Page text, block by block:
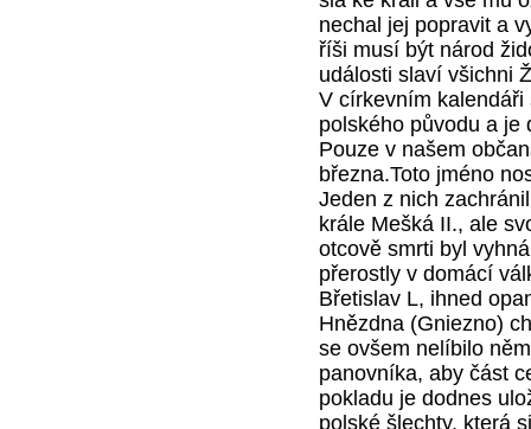
nechal jej popravit a
říši musí být národ
události slaví všichni
V církevním
polského původu a je
Pouze v našem
března.Toto jméno
Jeden z nich
krále Mešká II., ale
otcově smrti byl
přerostly v domácí
Břetislav L, ihned
Hnězdna (Gniezno)
se ovšem nelíbilo
panovníka, aby část
pokladu je dodnes
polské šlechty, která